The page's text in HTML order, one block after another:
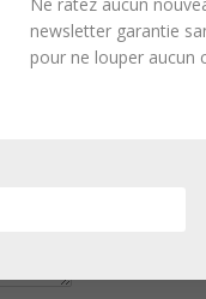
newsletter garantie
pour ne louper aucun